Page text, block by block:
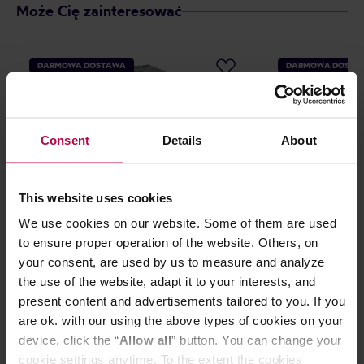
Consent Details About
This website uses cookies
We use cookies on our website. Some of them are used
to ensure proper operation of the website. Others, on
your consent, are used by us to measure and analyze
the use of the website, adapt it to your interests, and
present content and advertisements tailored to you. If you
are ok. with our using the above types of cookies on your
device, click the “Allow all” button. You can change your
cookie settings anytime. To the extent the cookies
Może Cię zainteresować
DARMOWA DOSTAWA
La Marzocco - bluza klasyczna roz. S
– szary melanż
DARMOWA
La Marzocco -
– granatowy